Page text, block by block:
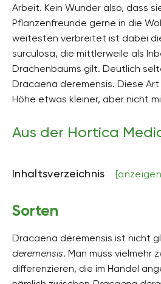
Blütezeit
Mai, Juni, Juli, August
Wuchsform
aufrecht, ausladend,
bis zu 120 cm hoch
Bodenart
lehmig, kiesig
mäßig trocken, mäßig feucht,
neutral, schwach sauer
Kalkverträglichkeit
Humus
humusreich
Arbeit. Kein Wunder also, dass
Pflanzenfreunde gerne in die
weitesten verbreitet ist dabei
surculosa, die mittlerweile als
Drachenbaums gilt. Deutlich
Dracaena deremensis. Diese
Höhe etwas kleiner, aber nicht
Aus der Hortica
Inhaltsverzeichnis
Sorten
Dracaena deremensis ist nicht
deremensis. Man muss vielmehr
differenzieren, die im Handel